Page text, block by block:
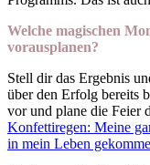
Welche magischen
vorausplanen?
Stell dir das Ergebnis
über den Erfolg bereits
vor und plane die Feier
Konfettiregen: Meine
in mein Leben